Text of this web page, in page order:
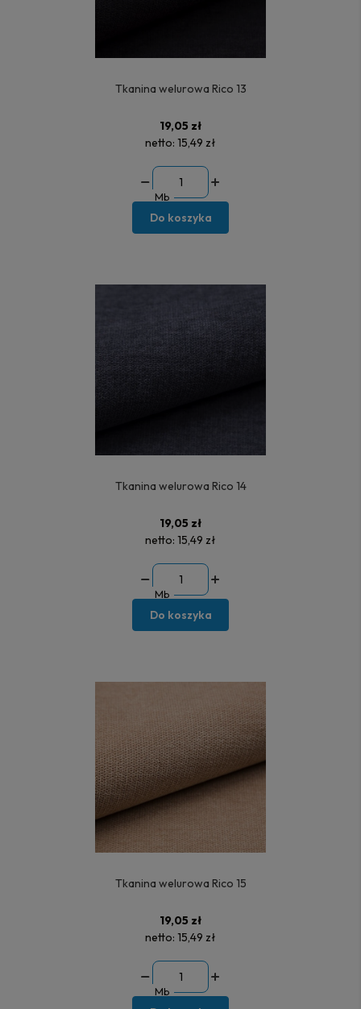
Tkanina welurowa Rico 13
19,05 zł
netto: 15,49 zł
Mb
Do koszyka
Tkanina welurowa Rico 14
19,05 zł
netto: 15,49 zł
Mb
Do koszyka
Tkanina welurowa Rico 15
19,05 zł
netto: 15,49 zł
Mb